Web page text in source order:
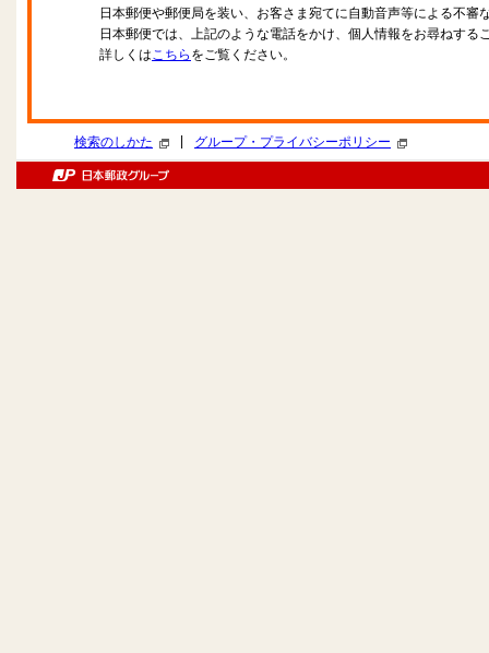
日本郵便や郵便局を装い、お客さま宛てに自動音声等による不審
日本郵便では、上記のような電話をかけ、個人情報をお尋ねする
詳しくはこちら をご覧ください。
検索のしかた グループ・プライバシーポリシー